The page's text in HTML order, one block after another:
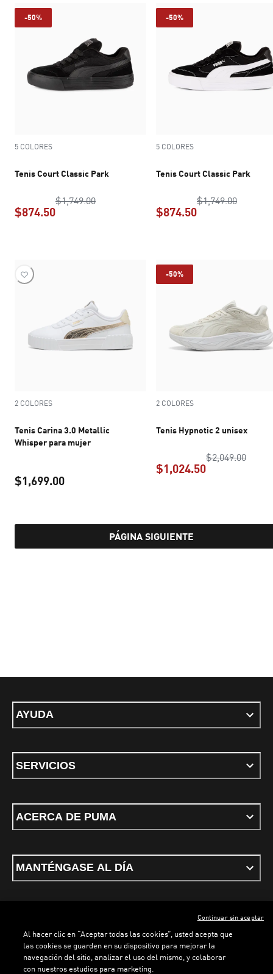
-50%
5 COLORES
Tenis Court Classic Park
$1,749.00precio original $1,749.00
$874.50
-50%
5 COLORES
Tenis Court Classic Park
$1,749.00precio
$874.50
2 COLORES
Tenis Carina 3.0 Metallic
Whisper para mujer
$1,699.00
-50%
2 COLORES
Tenis Hypnotic 2 unisex
$2,049.00
$1,024.50
PÁGINA SIGUIENTE
AYUDA
SERVICIOS
ACERCA DE PUMA
MANTÉNGASE AL DÍA
Términos y condicionesPolítica de Privacidad
ESPAÑOL
Al hacer clic en “Aceptar todas las cookies”, usted acepta que
las cookies se guarden en su dispositivo para mejorar la
navegación del sitio, analizar el uso del mismo, y colaborar
con nuestros estudios para marketing.
Continuar sin aceptar